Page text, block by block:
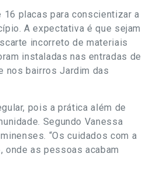
placas para conscientizar a
A expectativa é que sejam
incorreto de materiais
instaladas nas entradas de
nos bairros Jardim das
pois a prática além de
Segundo Vanessa
“Os cuidados com a
as pessoas acabam